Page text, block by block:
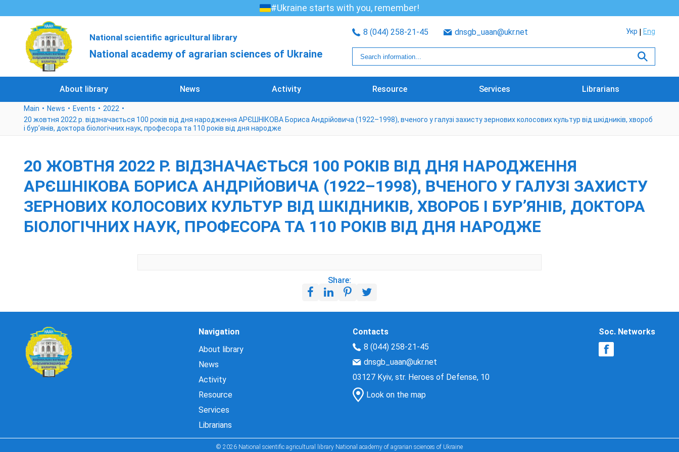
#Ukraine starts with you, remember!
National scientific agricultural library
National academy of agrarian sciences of Ukraine
8 (044) 258-21-45 dnsgb_uaan@ukr.net Укр Eng
About library News Activity Resource Services Librarians
Main News Events
2022
20 жовтня 2022 р. відзначається 100 років від дня народження АРЄШНІКОВА Бориса Андрійовича (1922–1998), вченого у галузі захисту зернових колосових культур від шкідників, хвороб
і бур’янів, доктора біологічних наук, професора та 110 років від дня народже
20 ЖОВТНЯ 2022 Р. ВІДЗНАЧАЄТЬСЯ 100 РОКІВ ВІД ДНЯ НАРОДЖЕННЯ
АРЄШНІКОВА БОРИСА АНДРІЙОВИЧА (1922–1998), ВЧЕНОГО У ГАЛУЗІ ЗАХИСТУ
ЗЕРНОВИХ КОЛОСОВИХ КУЛЬТУР ВІД ШКІДНИКІВ, ХВОРОБ І БУР’ЯНІВ, ДОКТОРА
БІОЛОГІЧНИХ НАУК, ПРОФЕСОРА ТА 110 РОКІВ ВІД ДНЯ НАРОДЖЕ
Share:
Navigation
About library
News
Activity
Resource
Services
Librarians
Contacts
8 (044) 258-21-45
dnsgb_uaan@ukr.net
03127 Kyiv, str. Heroes of Defense, 10
Look on the map
Soc. Networks
© 2026 National scientific agricultural library National academy of agrarian sciences of Ukraine